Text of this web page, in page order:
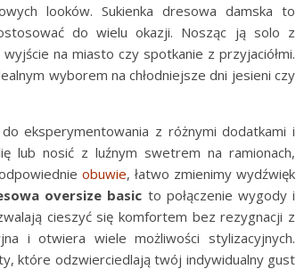
looków. Sukienka dresowa damska to
do wielu okazji. Nosząc ją solo z
na miasto czy spotkanie z przyjaciółmi.
wyborem na chłodniejsze dni jesieni czy
eksperymentowania z różnymi dodatkami i
lub nosić z luźnym swetrem na ramionach,
obuwie, łatwo zmienimy wydźwięk
oversize basic to połączenie wygody i
cieszyć się komfortem bez rezygnacji z
i otwiera wiele możliwości stylizacyjnych.
które odzwierciedlają twój indywidualny gust